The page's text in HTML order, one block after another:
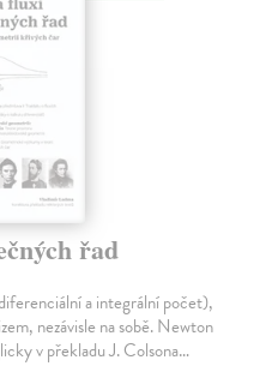
řad
a integrální počet),
nezávisle na sobě. Newton
v překladu J. Colsona…